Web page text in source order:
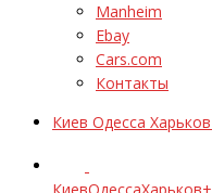
Manheim
Ebay
Cars.com
Контакты
Киев Одесса